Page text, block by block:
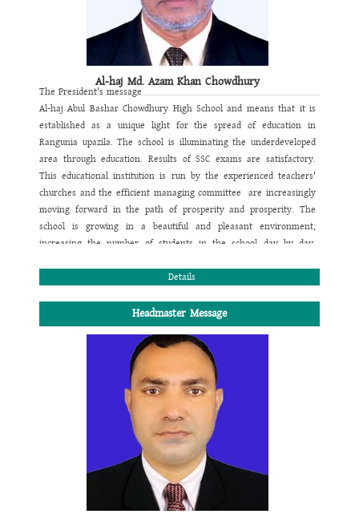
Al-haj Md. Azam Khan Chowdhury
The President's message
Al-haj Abul Bashar Chowdhury High School and means that it is
established as a unique light for the spread of education in
Rangunia upazila.The school is illuminating the underdeveloped
area through education. Results of SSC exams are satisfactory.
This educational institution is run by the experienced teachers'
churches and the efficient managing committee are increasingly
moving forward in the path of prosperity and prosperity. The
school is growing in a beautiful and pleasant environment,
increasing the number of students in the school day by day.
the regular number of students is increasing. There is a beautiful
perform regular functioning and library requirements. The
number of students in the school is higher due to the increase in
rural education- Under the system, the school is one of the
I wish overall success of the school.
Al-haj Md. Azam Khan Chowdhury
President , School Managing Committee
Al-haj Abul Bashar Chowdhury High School,
Rangunia, Chittagong.
Details
Headmaster Message